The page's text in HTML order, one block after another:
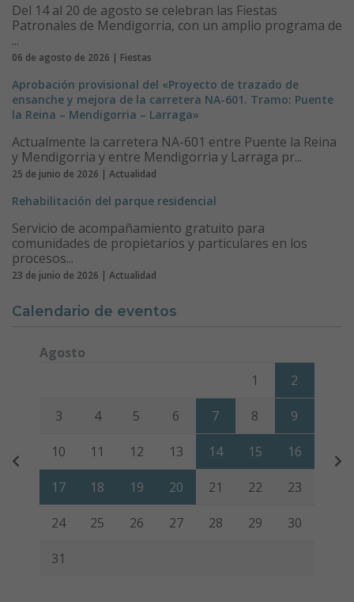
Del 14 al 20 de agosto se celebran las Fiestas
Patronales de Mendigorria, con un amplio programa de
...
06 de agosto de 2026 | Fiestas
Aprobación provisional del «Proyecto de trazado de
ensanche y mejora de la carretera NA-601. Tramo: Puente
la Reina – Mendigorria – Larraga»
Actualmente la carretera NA-601 entre Puente la Reina
y Mendigorria y entre Mendigorria y Larraga pr...
25 de junio de 2026 | Actualidad
Rehabilitación del parque residencial
Servicio de acompañamiento gratuito para
comunidades de propietarios y particulares en los
procesos...
23 de junio de 2026 | Actualidad
Calendario de eventos
Agosto
Viernes Sábado
1 2
3 4 5 6 7 8 9
10 11 12 13 14 15 16
17 18 19 20 21 22 23
24 25 26 27 28 29 30
31